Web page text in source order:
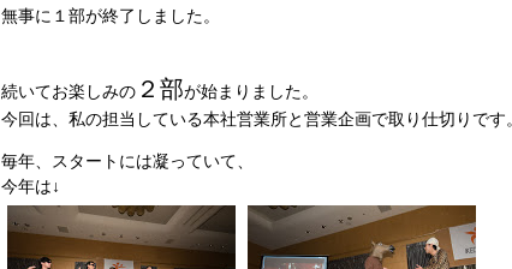
無事に１部が終了しました。
続いてお楽しみの ２部が始まりました。
今回は、私の担当している本社営業所と営業企画で取り仕切りです
毎年、スタートには凝っていて、
今年は↓